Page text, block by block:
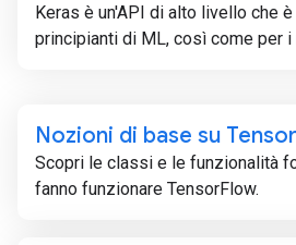
Keras è un'API di alto livello che
principianti di ML, così come per i
Nozioni di base su Tensor
Scopri le classi e le funzionalità
fanno funzionare TensorFlow.